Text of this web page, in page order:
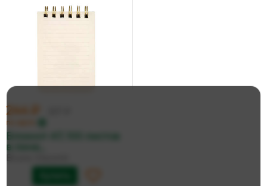
244 ₽
по карте
в лине...